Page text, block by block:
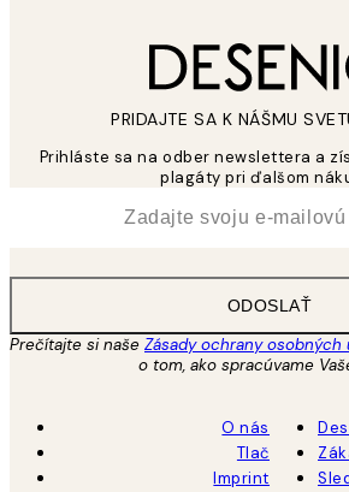
PRIDAJTE SA K NÁŠMU
Prihláste sa na odber newslettera a
plagáty pri ďalšom
ODOSLAŤ
Prečítajte si naše Zásady ochrany osobných
o tom, ako spracúvame
O nás
Tlač
Imprint